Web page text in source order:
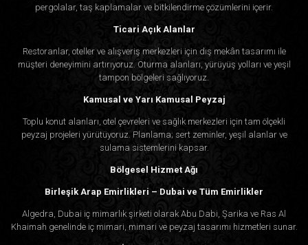
pergolalar, taş kaplamalar ve bitkilendirme çözümlerini içerir.
Ticari Açık Alanlar
Restoranlar, oteller ve alışveriş merkezleri için dış mekân tasarımı ile
müşteri deneyimini artırıyoruz. Oturma alanları, yürüyüş yolları ve yeşil
tampon bölgeleri sağlıyoruz.
Kamusal ve Yarı Kamusal Peyzaj
Toplu konut alanları, otel çevreleri ve sağlık merkezleri için tam ölçekli
peyzaj projeleri yürütüyoruz. Planlama; sert zeminler, yeşil alanlar ve
sulama sistemlerini kapsar.
Bölgesel Hizmet Ağı
Birleşik Arap Emirlikleri – Dubai ve Tüm Emirlikler
Algedra, Dubai iç mimarlık şirketi olarak Abu Dabi, Şarika ve Ras Al
Khaimah genelinde iç mimari, mimari ve peyzaj tasarımı hizmetleri sunar.